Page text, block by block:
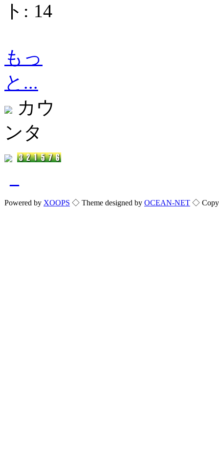
ト: 14
もっ
と...
カウ
ンタ
Powered by XOOPS ◇ Theme designed by OCEAN-NET ◇